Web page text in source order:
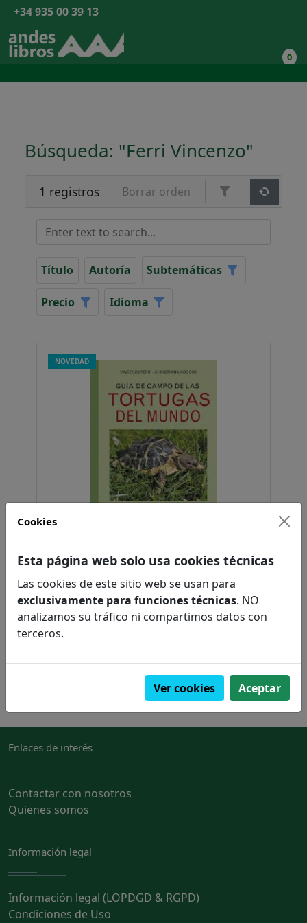
+34 935 00 39 13
0
Búsqueda: "Ferri Vincenzo"
1 registros Borrar orden
Título Autoría Subtemáticas
Precio Idioma
NOVEDAD
Guía de campo de las tortugas del
mundo
Ferri, Vincenzo
Zoología
Zoología
Enlaces de interés
Contactar con nosotros
Quienes somos
Información legal
Información legal (LOPDGD & RGPD)
Condiciones de Uso
Cookies
Esta página web solo usa cookies técnicas
Las cookies de este sitio web se usan para
exclusivamente para funciones técnicas. NO
analizamos su tráfico ni compartimos datos con
terceros.
Ver cookies Aceptar